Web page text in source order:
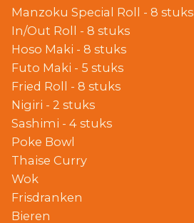
Manzoku Special Roll - 8 stuks
In/Out Roll - 8 stuks
Hoso Maki - 8 stuks
Futo Maki - 5 stuks
Fried Roll - 8 stuks
Nigiri - 2 stuks
Sashimi - 4 stuks
Poke Bowl
Thaise Curry
Wok
Frisdranken
Bieren